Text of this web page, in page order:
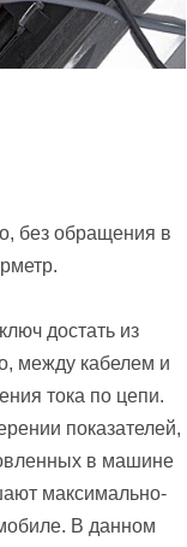
без обращения в
достать из
между кабелем и
тока по цепи.
показателей,
в машине
максимально-
В данном